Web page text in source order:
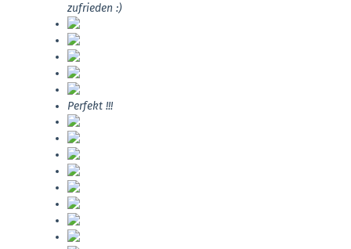
zufrieden :)
Perfekt !!!